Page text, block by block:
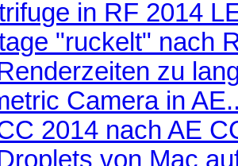
in RF 2014
"ruckelt" nach
zu
Camera in
2014 nach AE
von Mac